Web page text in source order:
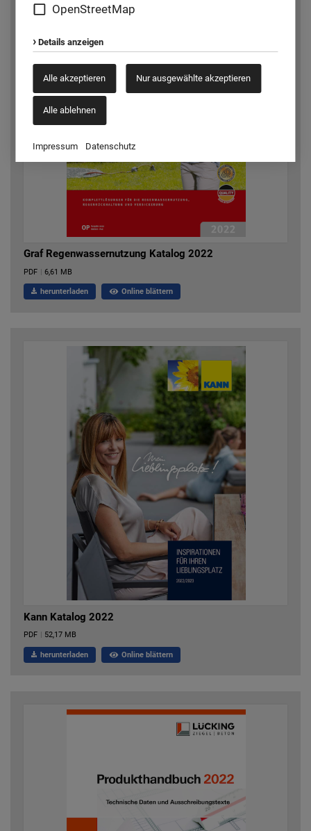
OpenStreetMap
Details anzeigen
Alle akzeptieren Nur ausgewählte akzeptieren
Alle ablehnen
Impressum Datenschutz
Graf Regenwassernutzung Katalog 2022
PDF | 6,61 MB
herunterladen Online blättern
Kann Katalog 2022
PDF 52,17 MB
herunterladen Online blättern